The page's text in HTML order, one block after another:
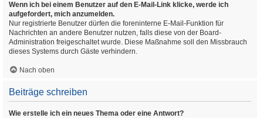
Wenn ich bei einem Benutzer auf den E-Mail-Link klicke, werde ich
aufgefordert, mich anzumelden.
Nur registrierte Benutzer dürfen die foreninterne E-Mail-Funktion für
Nachrichten an andere Benutzer nutzen, falls diese von der Board-
Administration freigeschaltet wurde. Diese Maßnahme soll den Missbrauch
dieses Systems durch Gäste verhindern.
Nach oben
Beiträge schreiben
Wie erstelle ich ein neues Thema oder eine Antwort?